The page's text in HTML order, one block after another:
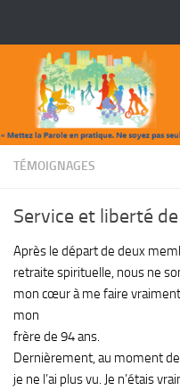
TÉMOIGNAGES
Service et liberté de
Après le départ de deux
retraite spirituelle, nous ne
mon cœur à me faire
mon
frère de 94 ans.
Dernièrement, au moment
je ne l’ai plus vu. Je n’étais